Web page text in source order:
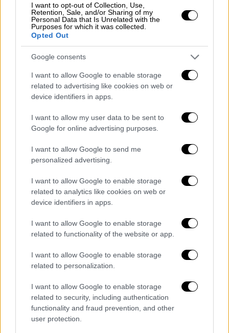
I want to opt-out of Collection, Use,
Retention, Sale, and/or Sharing of my
Personal Data that Is Unrelated with the
Purposes for which it was collected.
Opted Out
Google consents
I want to allow Google to enable storage
related to advertising like cookies on web or
device identifiers in apps.
I want to allow my user data to be sent to
Google for online advertising purposes.
I want to allow Google to send me
personalized advertising.
I want to allow Google to enable storage
related to analytics like cookies on web or
device identifiers in apps.
I want to allow Google to enable storage
related to functionality of the website or app.
I want to allow Google to enable storage
related to personalization.
I want to allow Google to enable storage
related to security, including authentication
functionality and fraud prevention, and other
user protection.
Ελλάδα|06.10.2025 21:37
«Η αδερφή μου δολοφονήθηκε»:
Ολοκληρώθηκε η νεκροτομή στην
28χρονη στην Άρτα - Τα νέα δεδομένα
Εξετάζεται αν η έγκαιρη χορήγηση
αδρεναλίνης θα μπορούσε να σώσει τη ζωή
Ελλάδα|05.10.2025 21:30
Θάνατος εγκύου στην Άρτα: «Δεν
γνωρίζουμε ποια αντιβίωση έλαβε», λέει